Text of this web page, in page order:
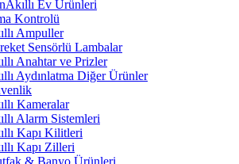
Akıllı Ev Ürünleri
Kontrolü
Ampuller
Sensörlü Lambalar
Anahtar ve Prizler
Aydınlatma Diğer Ürünler
Kameralar
Alarm Sistemleri
Kapı Kilitleri
Kapı Zilleri
& Banyo Ürünleri